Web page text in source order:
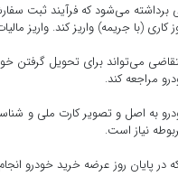
می‌شود که فرآیند ثبت
(با جریمه) واریز کند. واریز
می‌تواند برای تحویل گرفتن
مراجعه کند.
به اصل و تصویر کارت ملی و
نیاز است.
در پایان روز عرضه خرید خودرو